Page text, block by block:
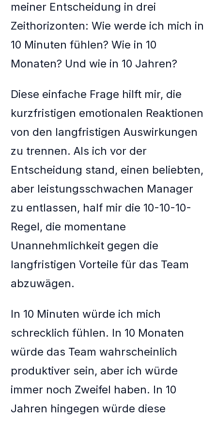
meiner Entscheidung in drei
Zeithorizonten: Wie werde ich mich in
10 Minuten fühlen? Wie in 10
Monaten? Und wie in 10 Jahren?
Diese einfache Frage hilft mir, die
kurzfristigen emotionalen Reaktionen
von den langfristigen Auswirkungen
zu trennen. Als ich vor der
Entscheidung stand, einen beliebten,
aber leistungsschwachen Manager
zu entlassen, half mir die 10-10-10-
Regel, die momentane
Unannehmlichkeit gegen die
langfristigen Vorteile für das Team
abzuwägen.
In 10 Minuten würde ich mich
schrecklich fühlen. In 10 Monaten
würde das Team wahrscheinlich
produktiver sein, aber ich würde
immer noch Zweifel haben. In 10
Jahren hingegen würde diese